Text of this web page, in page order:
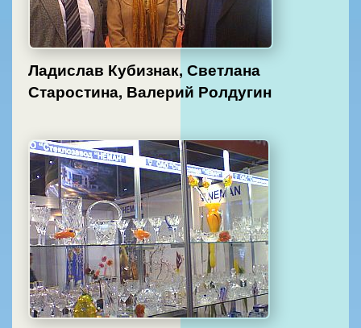
Ладислав Кубизнак, Светлана
Старостина, Валерий Ролдугин